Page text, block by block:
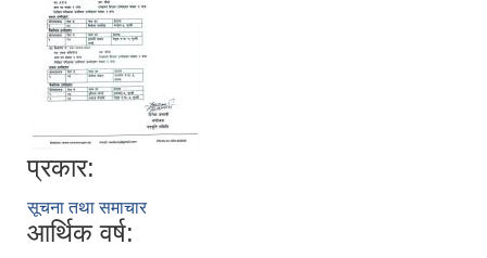
प्रकार:
सूचना तथा समाचार
आर्थिक वर्ष: